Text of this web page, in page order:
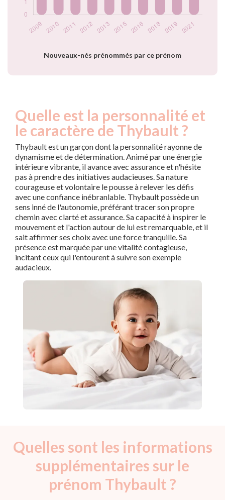
Nouveaux-nés prénommés par ce prénom
Quelle est la personnalité et
le caractère de Thybault ?
Thybault est un garçon dont la personnalité rayonne de
dynamisme et de détermination. Animé par une énergie
intérieure vibrante, il avance avec assurance et n'hésite
pas à prendre des initiatives audacieuses. Sa nature
courageuse et volontaire le pousse à relever les défis
avec une confiance inébranlable. Thybault possède un
sens inné de l'autonomie, préférant tracer son propre
chemin avec clarté et assurance. Sa capacité à inspirer le
mouvement et l'action autour de lui est remarquable, et il
sait affirmer ses choix avec une force tranquille. Sa
présence est marquée par une vitalité contagieuse,
incitant ceux qui l'entourent à suivre son exemple
audacieux.
Quelles sont les informations
supplémentaires sur le
prénom Thybault ?